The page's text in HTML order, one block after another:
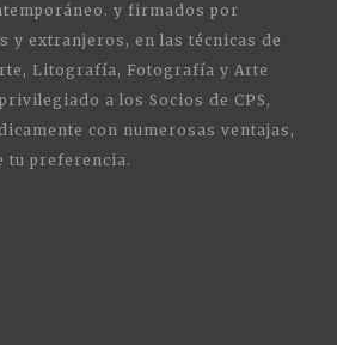
y firmados por
y extranjeros, en las técnicas de
Litografía, Fotografía y Arte
a los Socios de CPS,
con numerosas ventajas,
tu preferencia.